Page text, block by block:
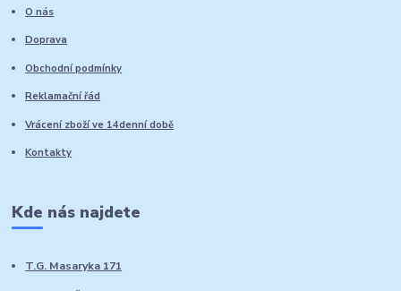
O nás
Doprava
Obchodní podmínky
Reklamační řád
Vrácení zboží ve 14denní době
Kontakty
Kde nás najdete
T.G. Masaryka 171